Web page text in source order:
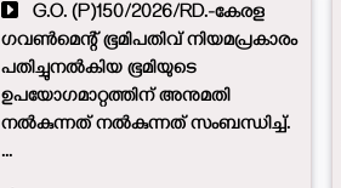
G.O. (P)150/2026/RD.-കേരള
ഗവൺമെന്റ് ഭൂമിപതിവ് നിയമപ്രകാരം
പതിച്ചുനൽകിയ ഭൂമിയുടെ
ഉപയോഗമാറ്റത്തിന് അനുമതി
നൽകുന്നത് നൽകുന്നത് സംബന്ധിച്ച്.
...